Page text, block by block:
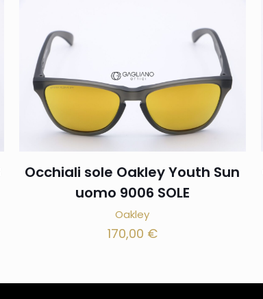
Occhiali sole Oakley Youth Sun
uomo 9006 SOLE
Oakley
170,00 €